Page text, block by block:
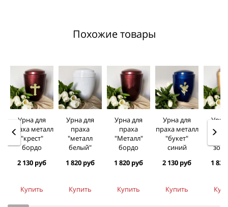
Похожие товары
Урна для
праха металл
"крест"
бордо
2 130 руб
Купить
Урна для
праха
"металл
белый"
1 820 руб
Купить
Урна для
праха
"Металл"
бордо
1 820 руб
Купить
Урна для
праха металл
"букет"
синий
2 130 руб
Купить
Урна
1